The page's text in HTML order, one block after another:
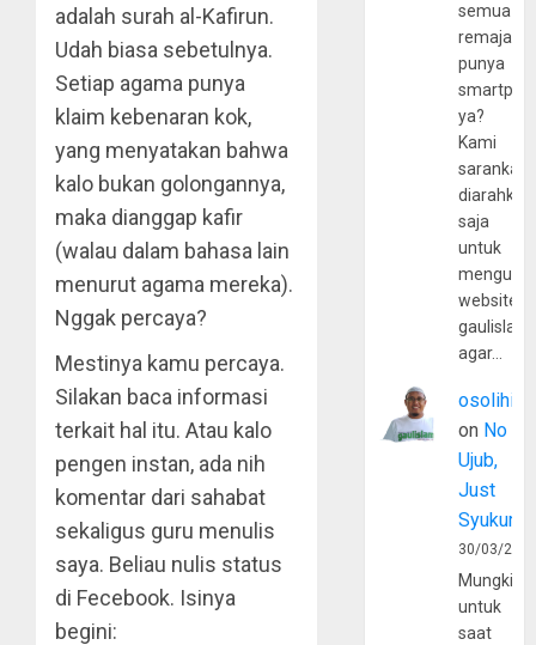
adalah surah al-Kafirun.
Udah biasa sebetulnya.
Setiap agama punya
klaim kebenaran kok,
yang menyatakan bahwa
kalo bukan golongannya,
maka dianggap kafir
(walau dalam bahasa lain
menurut agama mereka).
Nggak percaya?
Mestinya kamu percaya.
Silakan baca informasi
terkait hal itu. Atau kalo
pengen instan, ada nih
komentar dari sahabat
sekaligus guru menulis
saya. Beliau nulis status
di Fecebook. Isinya
begini:
semua
remaja
punya
ya?
Kami
sarankan,
diarahkan
saja
untuk
website
agar…
osolihin
on No
Ujub,
Just
Syukur
30/03/
Mungkin
untuk
saat